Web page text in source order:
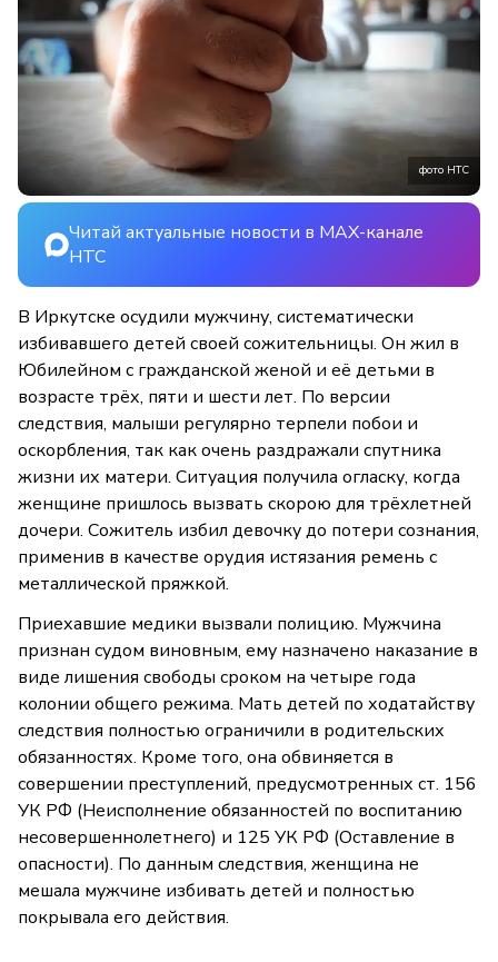
фото НТС
Читай актуальные новости в MAX-канале
НТС
В Иркутске осудили мужчину, систематически
избивавшего детей своей сожительницы. Он жил в
Юбилейном с гражданской женой и её детьми в
возрасте трёх, пяти и шести лет. По версии
следствия, малыши регулярно терпели побои и
оскорбления, так как очень раздражали спутника
жизни их матери. Ситуация получила огласку, когда
женщине пришлось вызвать скорою для трёхлетней
дочери. Сожитель избил девочку до потери сознания,
применив в качестве орудия истязания ремень с
металлической пряжкой.
Приехавшие медики вызвали полицию. Мужчина
признан судом виновным, ему назначено наказание в
виде лишения свободы сроком на четыре года
колонии общего режима. Мать детей по ходатайству
следствия полностью ограничили в родительских
обязанностях. Кроме того, она обвиняется в
совершении преступлений, предусмотренных ст. 156
УК РФ (Неисполнение обязанностей по воспитанию
несовершеннолетнего) и 125 УК РФ (Оставление в
опасности). По данным следствия, женщина не
мешала мужчине избивать детей и полностью
покрывала его действия.